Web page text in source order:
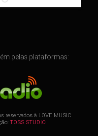
pelas plataformas:
reservados à LOVE MUSIC
TOSS STUDIO